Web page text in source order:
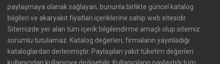
paylaşmaya olanak sağlayan, bununla birlikte güncel katalog
bilgileri ve akaryakıt fiyatları içeriklerine sahip web sitesidir.
Sitemizde yer alan tüm içerik bilgilendirme amaçlı olup sitemiz
sorumlu tutulamaz. Katalog değerleri, firmaların yayınladığı
kataloglardan derlenmiştir. Paylaşılan yakıt tüketim değerleri